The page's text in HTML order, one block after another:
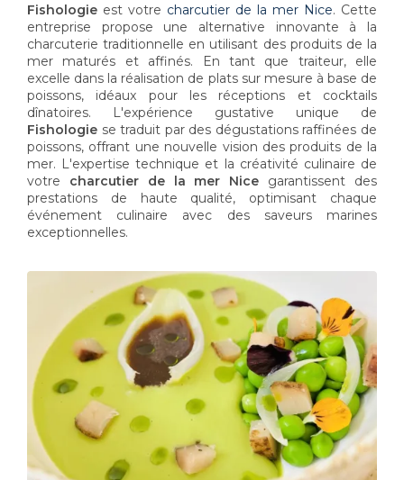
Fishologie est votre charcutier de la mer Nice. Cette
entreprise propose une alternative innovante à la
charcuterie traditionnelle en utilisant des produits de la
mer maturés et affinés. En tant que traiteur, elle
excelle dans la réalisation de plats sur mesure à base de
poissons, idéaux pour les réceptions et cocktails
dînatoires. L'expérience gustative unique de
Fishologie se traduit par des dégustations raffinées de
poissons, offrant une nouvelle vision des produits de la
mer. L'expertise technique et la créativité culinaire de
votre charcutier de la mer Nice garantissent des
prestations de haute qualité, optimisant chaque
événement culinaire avec des saveurs marines
exceptionnelles.